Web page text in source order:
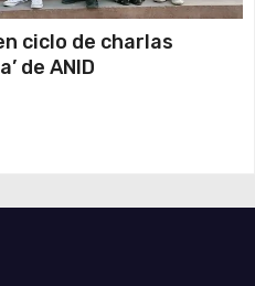
ciclo de charlas
de ANID